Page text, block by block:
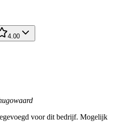
4.00
voor dit bedrijf. Mogelijk